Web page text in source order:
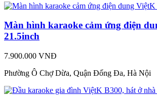
Màn hình karaoke cảm ứng điện
21.5inch
7.900.000 VNĐ
Phường Ô Chợ Dừa, Quận Đống Đa, Hà Nội